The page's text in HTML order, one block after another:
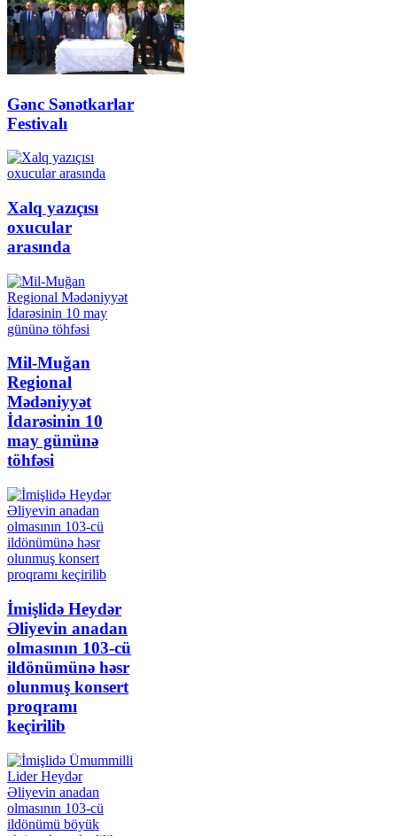
Gənc Sənətkarlar
Festivalı
Xalq yazıçısı
oxucular
arasında
Mil-Muğan
Regional
Mədəniyyət
İdarəsinin 10
may gününə
töhfəsi
İmişlidə Heydər
Əliyevin anadan
olmasının 103-cü
ildönümünə həsr
olunmuş konsert
proqramı
keçirilib